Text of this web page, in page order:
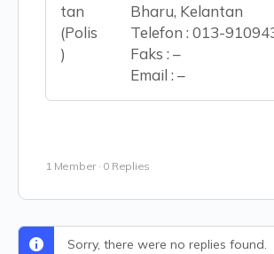
tan
(Polis
)
Bharu, Kelantan
Telefon : 013-
Faks : –
Email : –
1 Member · 0 Replies
Sorry, there were no replies found.